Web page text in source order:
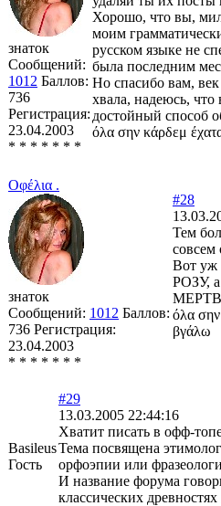
знаток
Сообщений:
1012 Баллов:
736
Регистрация:
23.04.2003
* * * * * * *
Хорошо, что вы,
моим
русском языке не
была последним
Но спасибо вам,
хвала, надеюсь,
достойный способ
όλα σην κάρδεμ
Οφέλια .
знаток
Сообщений: 1012 Баллов:
736 Регистрация:
23.04.2003
* * * * * * *
#28
Тем
совсем
Вот уж
РОЗУ,
όλα σην
βγάλω
Basileus
Гость
#29
13.03.2005 22:44:16
Хватит писать в офф-
Тема посвящена
орфоэпии или
И название форума
классических